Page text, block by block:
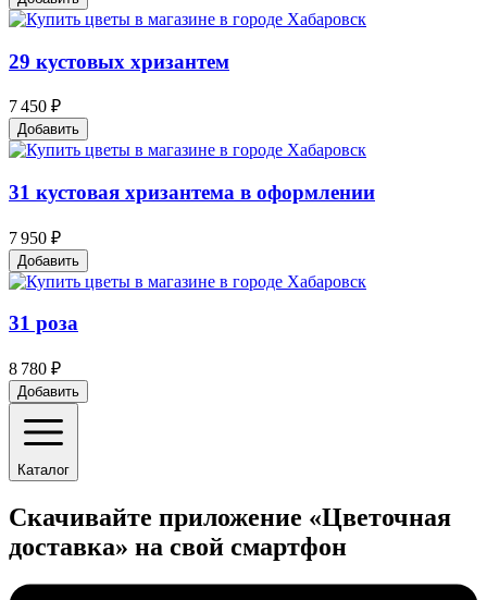
29 кустовых хризантем
7 450 ₽
Добавить
31 кустовая хризантема в оформлении
7 950 ₽
Добавить
31 роза
8 780 ₽
Добавить
Каталог
Скачивайте приложение «Цветочная
доставка» на свой смартфон